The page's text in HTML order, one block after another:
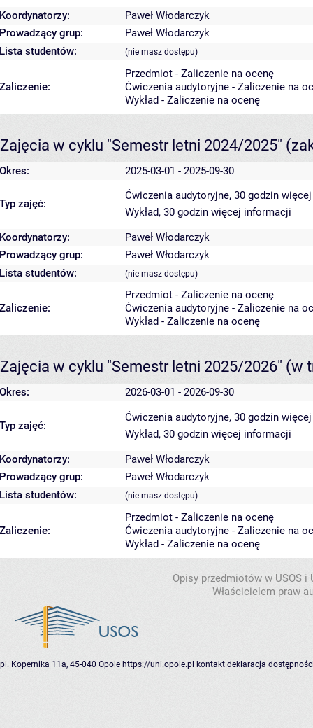
Koordynatorzy:
Paweł Włodarczyk
Prowadzący grup:
Paweł Włodarczyk
Lista studentów:
(nie masz dostępu)
Zaliczenie:
Przedmiot - Zaliczenie na ocenę
Ćwiczenia audytoryjne - Zaliczenie na
Wykład - Zaliczenie na ocenę
Zajęcia w cyklu "Semestr letni 2024/2025"
Okres: 2025-03-01 - 2025-09-30
Typ zajęć:
Ćwiczenia audytoryjne, 30 godzin
Wykład, 30 godzin więcej informacji
Koordynatorzy:
Paweł Włodarczyk
Prowadzący grup:
Paweł Włodarczyk
Lista studentów:
(nie masz dostępu)
Zaliczenie:
Przedmiot - Zaliczenie na ocenę
Ćwiczenia audytoryjne - Zaliczenie na
Wykład - Zaliczenie na ocenę
Zajęcia w cyklu "Semestr letni 2025/2026" (w
Okres: 2026-03-01 - 2026-09-30
Typ zajęć:
Ćwiczenia audytoryjne, 30 godzin
Wykład, 30 godzin więcej informacji
Koordynatorzy:
Paweł Włodarczyk
Prowadzący grup:
Paweł Włodarczyk
Lista studentów:
(nie masz dostępu)
Zaliczenie:
Przedmiot - Zaliczenie na ocenę
Ćwiczenia audytoryjne - Zaliczenie na
Wykład - Zaliczenie na ocenę
Opisy przedmiotów w USOS
Właścicielem praw
pl. Kopernika 11a, 45-040 Opole https://uni.opole.pl kontakt deklaracja